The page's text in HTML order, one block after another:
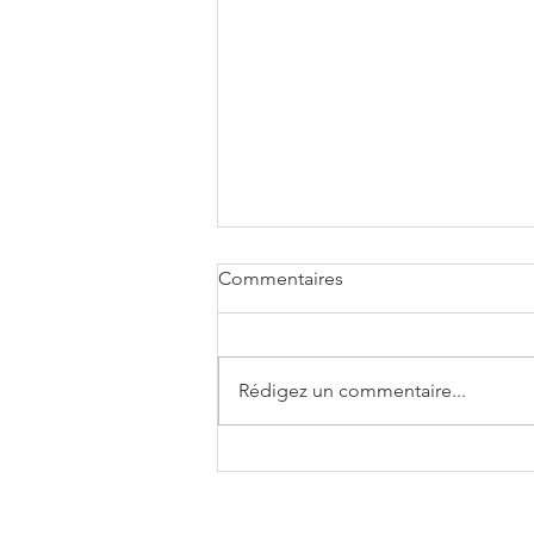
Commentaires
Rédigez un commentaire...